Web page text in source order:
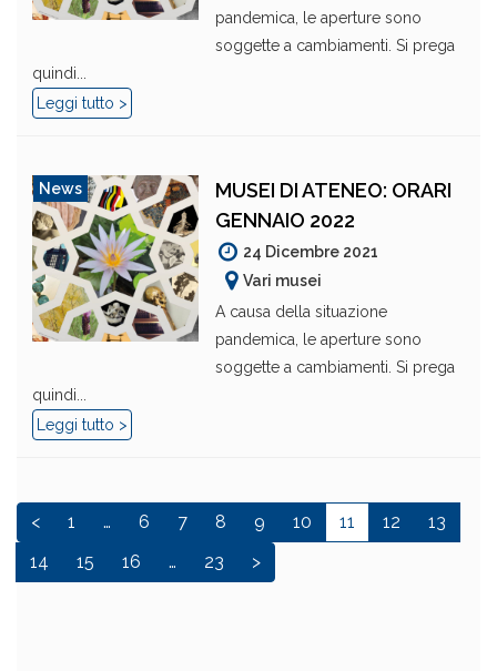
pandemica, le aperture sono
soggette a cambiamenti. Si prega
quindi...
Leggi tutto >
News
MUSEI DI ATENEO: ORARI
GENNAIO 2022
24 Dicembre 2021
Vari musei
A causa della situazione
pandemica, le aperture sono
soggette a cambiamenti. Si prega
quindi...
Leggi tutto >
< 1 … 6 7 8 9 10 11 12
13
14
15 16 … 23 >